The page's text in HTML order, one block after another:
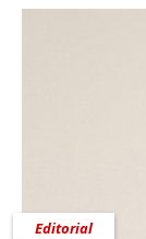
Editorial